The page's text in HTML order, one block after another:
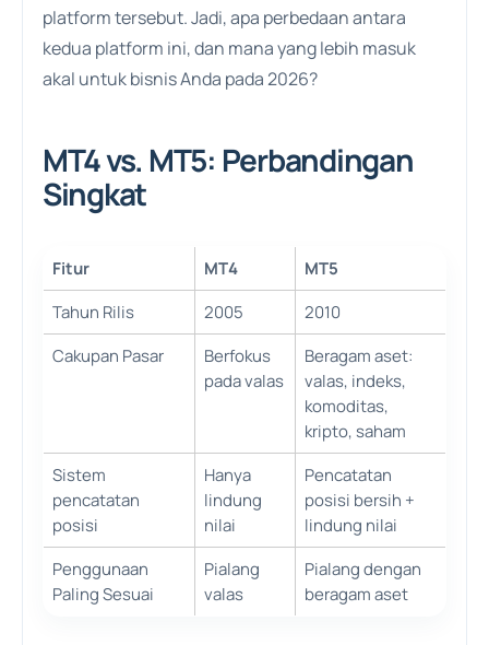
platform tersebut. Jadi, apa perbedaan antara
kedua platform ini, dan mana yang lebih masuk
akal untuk bisnis Anda pada 2026?
MT4 vs. MT5: Perbandingan
Singkat
Fitur MT4
MT5
Tahun Rilis
2005
2010
Cakupan Pasar
Berfokus
pada valas
Beragam aset:
valas, indeks,
komoditas,
kripto, saham
Sistem
pencatatan
posisi
Hanya
lindung
nilai
Pencatatan
posisi bersih +
lindung nilai
Penggunaan
Paling Sesuai
Pialang
valas
Pialang dengan
beragam aset